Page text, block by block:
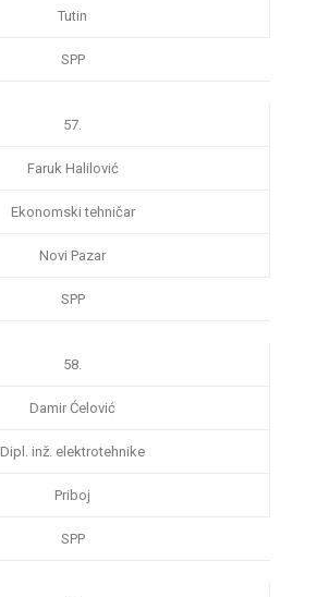
Tutin
SPP
57.
Faruk Halilović
Ekonomski tehničar
Novi Pazar
SPP
58.
Damir Ćelović
Dipl. inž. elektrotehnike
Priboj
SPP